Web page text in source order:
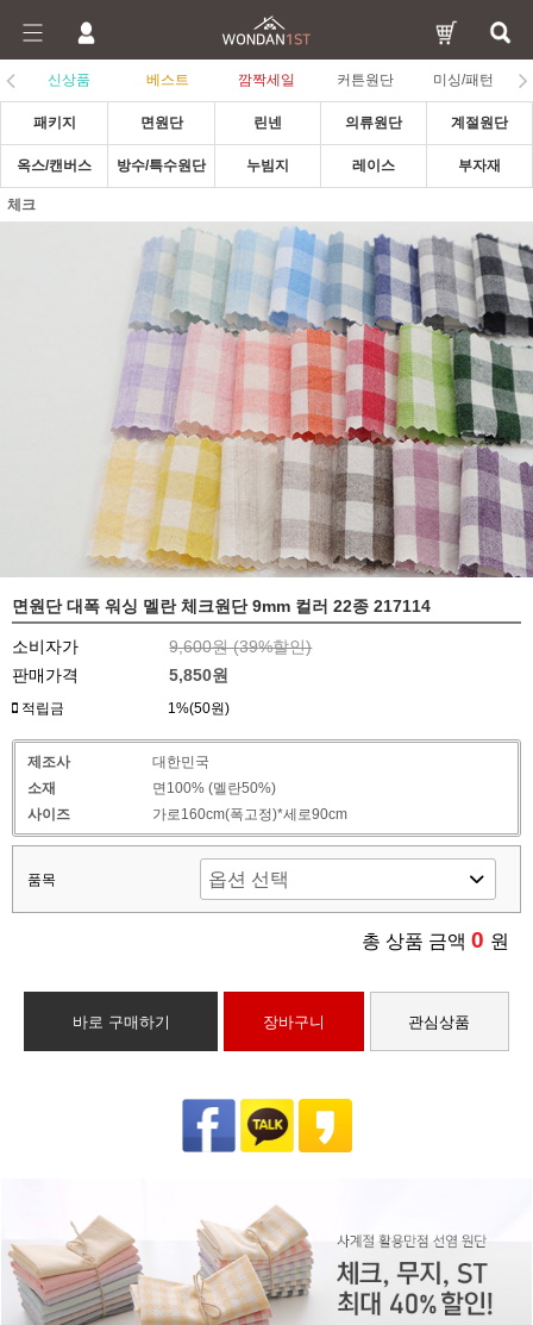
신상품 베스트 깜짝세일 커튼원단 미싱/패턴
패키지 면원단 린넨 의류원단 계절원단
옥스/캔버스 방수/특수원단 누빔지 레이스 부자재
체크
면원단 대폭 워싱 멜란 체크원단 9mm 컬러 22종 217114
소비자가 9,600원 (39%할인)
판매가격
5,850원
적립금 1%(50원)
제조사
대한민국
소재
면100% (멜란50%)
사이즈
가로160cm(폭고정)*세로90cm
품목
총 상품 금액 0 원
바로 구매하기 장바구니 관심상품